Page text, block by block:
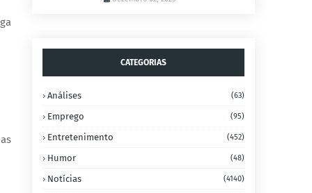
CATEGORIAS
Análises (63)
Emprego (95)
Entretenimento (452)
Humor (48)
Notícias (4140)